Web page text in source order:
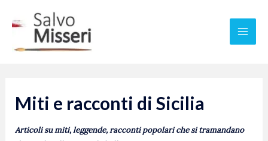
contenuto
Miti e racconti di Sicilia
Articoli su miti, leggende, racconti popolari che si tramandano